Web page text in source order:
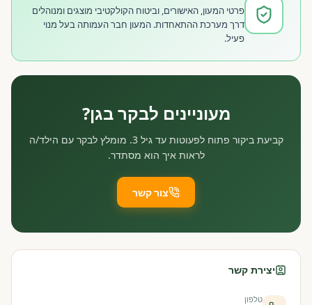
פרטי המעון, האישורים, וביטוח הקולקטיבי מוצגים ומנוהלים
דרך מערכת ההתאחדות. המעון חבר העמותה בעל מנוי
פעיל.
מעוניינים לבקר בגן?
קביעת ביקור פתוח לפעוטות עד גיל 3. מומלץ לבקר עם הילד/ה
לראות איך הוא מסתדר.
צור קשר
יצירת קשר
טלפון